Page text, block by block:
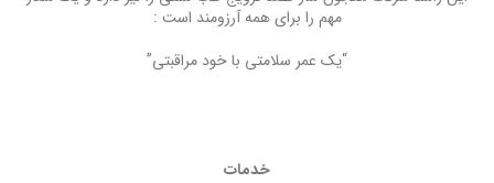
مهم را برای همه آرزومند است :
“یک عمر سلامتی با خود مراقبتی”
خدمات